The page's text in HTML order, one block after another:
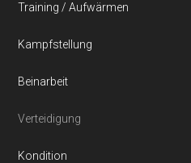
Training / Aufwärmen
Kampfstellung
Beinarbeit
Verteidigung
Kondition